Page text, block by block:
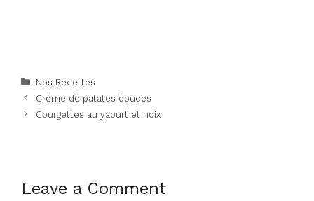
Categories
Nos Recettes
Crème de patates douces
Courgettes au yaourt et noix
Leave a Comment